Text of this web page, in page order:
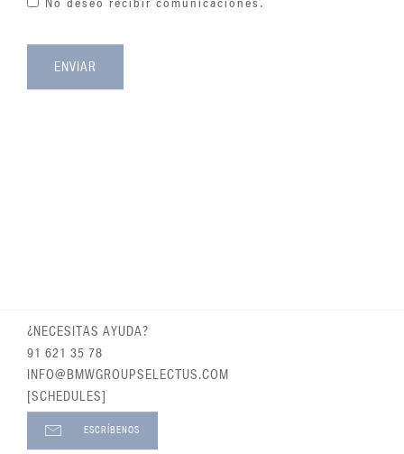
¿NECESITAS AYUDA?
91 621 35 78
INFO@BMWGROUPSELECTUS.COM
[SCHEDULES]
ESCRÍBENOS